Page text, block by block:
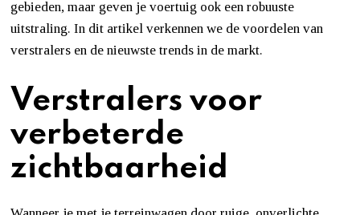
gebieden, maar geven je voertuig ook een robuuste
uitstraling. In dit artikel verkennen we de voordelen van
verstralers en de nieuwste trends in de markt.
Verstralers voor
verbeterde
zichtbaarheid